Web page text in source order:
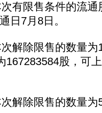
限售条件的流通
日7月8日。
除限售的数量为
167283584股，可
除限售的数量为